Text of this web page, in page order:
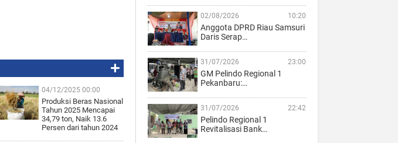
04/12/2025 00:00
Produksi Beras Nasional
Tahun 2025 Mencapai
34,79 ton, Naik 13.6
Persen dari tahun 2024
02/08/2026 10:20
Anggota DPRD Riau Samsuri
Daris Serap…
31/07/2026 23:00
GM Pelindo Regional 1
Pekanbaru:…
31/07/2026 22:42
Pelindo Regional 1
Revitalisasi Bank…